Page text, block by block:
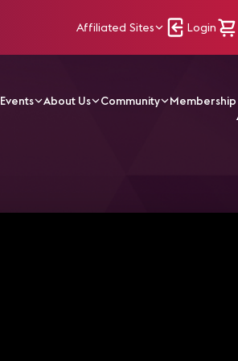
Affiliated Sites Login
Events About Us Community Membership